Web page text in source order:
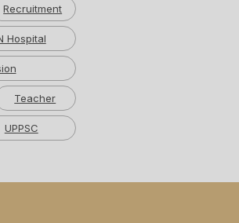
Recruitment
Hospital
Teacher
UPPSC